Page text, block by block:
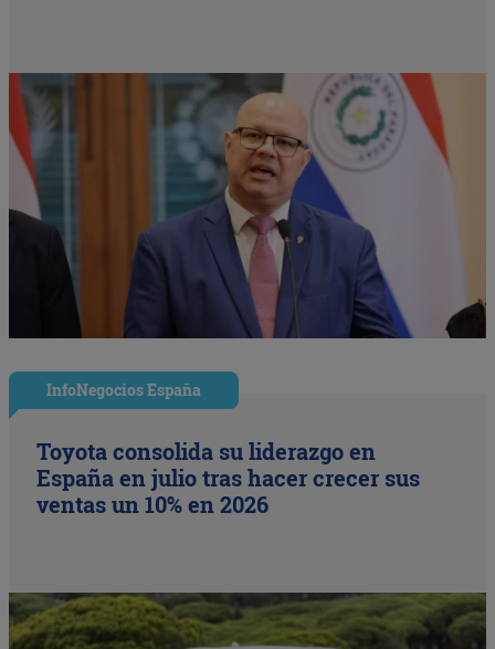
InfoNegocios España
Toyota consolida su liderazgo en
España en julio tras hacer crecer sus
ventas un 10% en 2026